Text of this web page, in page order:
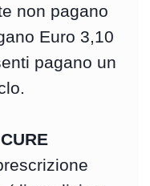
non pagano
Euro 3,10
pagano un